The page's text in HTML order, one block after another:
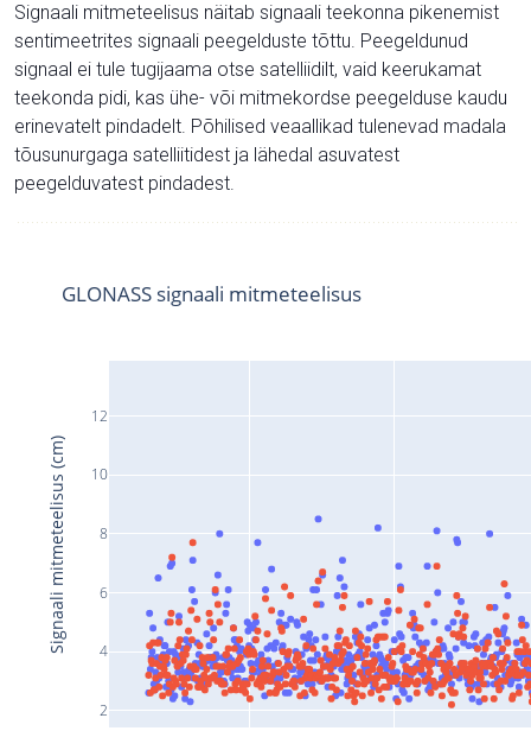
Signaali mitmeteelisus näitab signaali teekonna pikenemist
sentimeetrites signaali peegelduste tõttu. Peegeldunud
signaal ei tule tugijaama otse satelliidilt, vaid keerukamat
teekonda pidi, kas ühe- või mitmekordse peegelduse kaudu
erinevatelt pindadelt. Põhilised veaallikad tulenevad madala
tõusunurgaga satelliitidest ja lähedal asuvatest
peegelduvatest pindadest.
2
4
6
8
10
12
GLONASS signaali mitmeteelisus
Signaali mitmeteelisus (cm)